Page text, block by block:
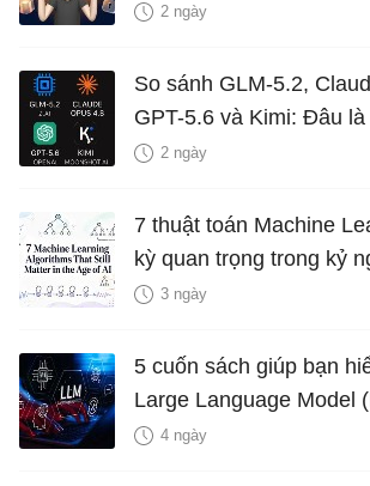
2 ngày
So sánh GLM-5.2,
GPT-5.6 và Kimi: Đâu
nhất 2026?
2 ngày
7 thuật toán Machine
kỳ quan trọng trong kỷ
3 ngày
5 cuốn sách giúp bạn
Large Language Model
4 ngày